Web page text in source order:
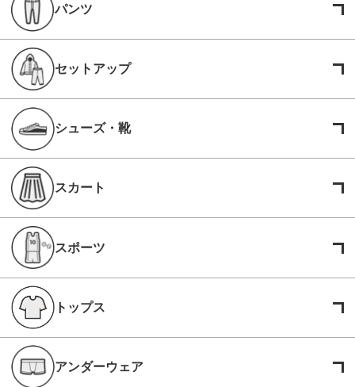
パンツ
セットアップ
シューズ・靴
スカート
スポーツ
トップス
アンダーウェア